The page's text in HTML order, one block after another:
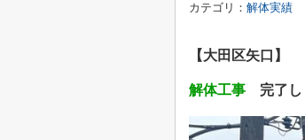
カテゴリ： 解体実績
【大田区矢口】
解体工事 完了し